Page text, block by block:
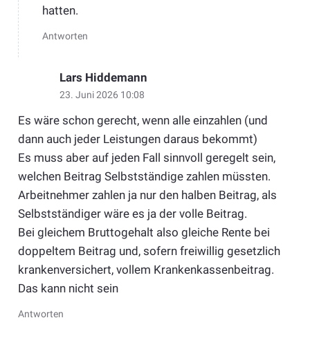
hatten.
Antworten
Lars Hiddemann
23. Juni 2026 10:08
Es wäre schon gerecht, wenn alle einzahlen (und
dann auch jeder Leistungen daraus bekommt)
Es muss aber auf jeden Fall sinnvoll geregelt sein,
welchen Beitrag Selbstständige zahlen müssten.
Arbeitnehmer zahlen ja nur den halben Beitrag, als
Selbstständiger wäre es ja der volle Beitrag.
Bei gleichem Bruttogehalt also gleiche Rente bei
doppeltem Beitrag und, sofern freiwillig gesetzlich
krankenversichert, vollem Krankenkassenbeitrag.
Das kann nicht sein
Antworten